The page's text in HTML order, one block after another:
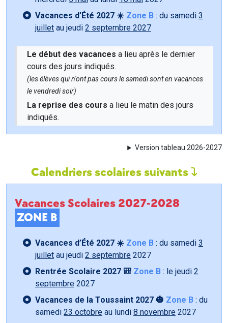
Vacances d’Été 2027 ☀️ Zone B : du samedi 3
juillet au jeudi 2 septembre 2027
Le début des vacances a lieu après le dernier
cours des jours indiqués.
(les élèves qui n'ont pas cours le samedi sont en vacances
le vendredi soir)
La reprise des cours a lieu le matin des jours
indiqués.
Version tableau 2026-2027
Calendriers scolaires suivants
Vacances Scolaires 2027-2028
ZONE B
Vacances d’Été 2027 ☀️ Zone B : du samedi 3
juillet au jeudi 2 septembre 2027
Rentrée Scolaire 2027 🎒 Zone B : le jeudi 2
septembre 2027
Vacances de la Toussaint 2027 🎃 Zone B : du
samedi 23 octobre au lundi 8 novembre 2027